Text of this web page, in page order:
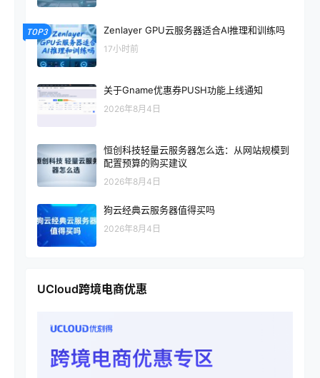
TOP3 Zenlayer GPU云服务器适合AI推理和训练吗
17小时前
关于Gname优惠券PUSH功能上线通知
2026年8月4日
恒创科技轻量云服务器怎么选：从网站规模到
配置预算的购买建议
2026年8月4日
狗云经典云服务器值得买吗
2026年8月4日
UCloud跨境电商优惠